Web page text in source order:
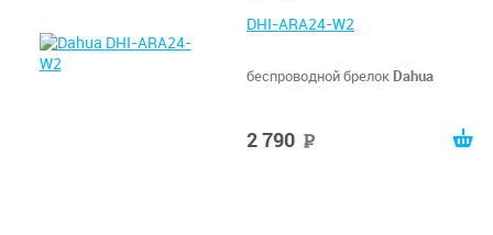
DHI-ARA24-W2
беспроводной брелок Dahua
2 790